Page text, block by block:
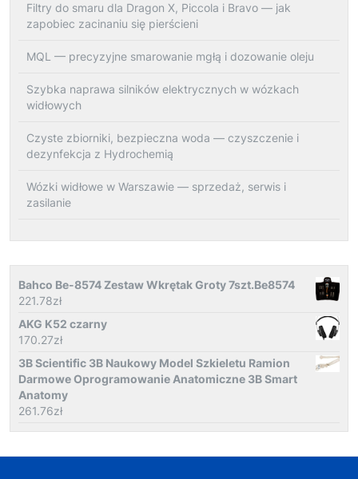
Filtry do smaru dla Dragon X, Piccola i Bravo — jak
zapobiec zacinaniu się pierścieni
MQL — precyzyjne smarowanie mgłą i dozowanie oleju
Szybka naprawa silników elektrycznych w wózkach
widłowych
Czyste zbiorniki, bezpieczna woda — czyszczenie i
dezynfekcja z Hydrochemią
Wózki widłowe w Warszawie — sprzedaż, serwis i
zasilanie
Bahco Be-8574 Zestaw Wkrętak Groty 7szt.Be8574
221.78zł
AKG K52 czarny
170.27zł
3B Scientific 3B Naukowy Model Szkieletu Ramion
Darmowe Oprogramowanie Anatomiczne 3B Smart
Anatomy
261.76zł